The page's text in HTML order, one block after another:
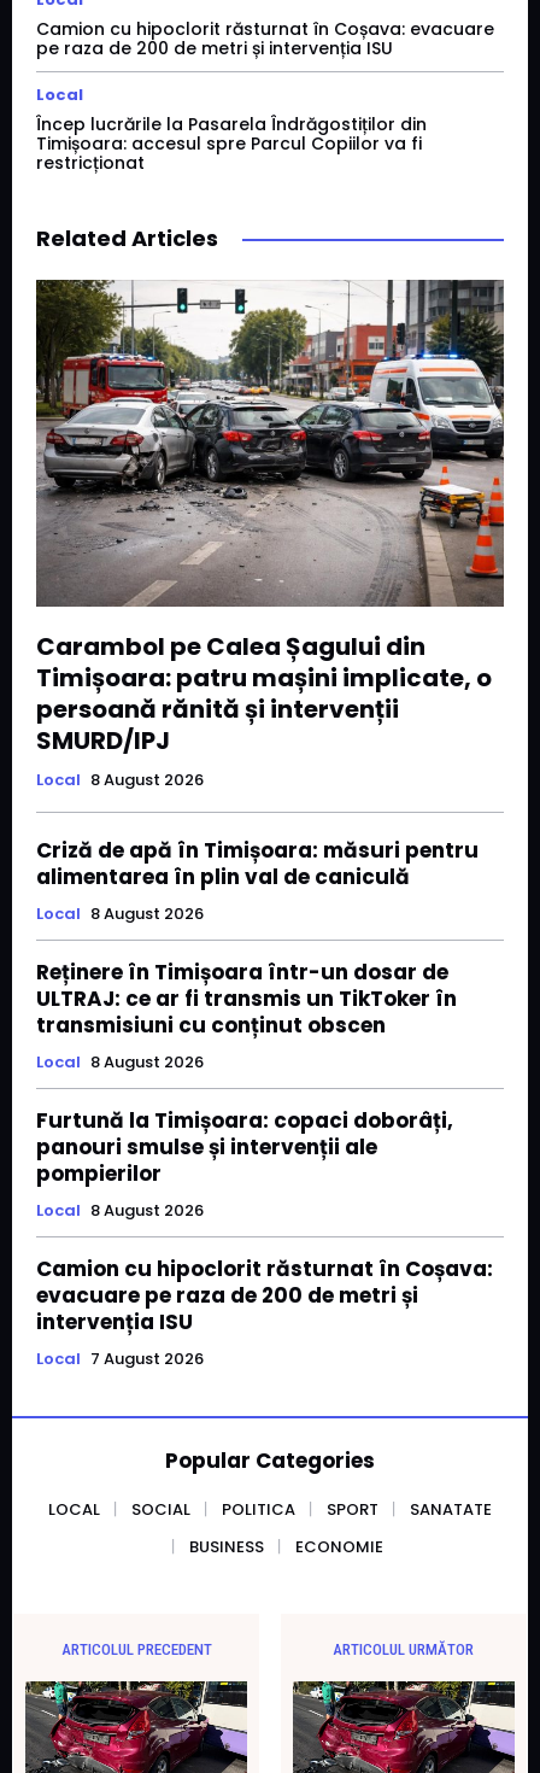
Camion cu hipoclorit răsturnat în Coșava: evacuare
pe raza de 200 de metri și intervenția ISU
Local
Încep lucrările la Pasarela Îndrăgostiților din
Timișoara: accesul spre Parcul Copiilor va fi
restricționat
Related Articles
Carambol pe Calea Șagului din
Timișoara: patru mașini implicate, o
persoană rănită și intervenții
SMURD/IPJ
Local 8 August 2026
Criză de apă în Timișoara: măsuri pentru
alimentarea în plin val de caniculă
Local 8 August 2026
Reținere în Timișoara într-un dosar de
ULTRAJ: ce ar fi transmis un TikToker în
transmisiuni cu conținut obscen
Local 8 August 2026
Furtună la Timișoara: copaci doborâți,
panouri smulse și intervenții ale
pompierilor
Local 8 August 2026
Camion cu hipoclorit răsturnat în Coșava:
evacuare pe raza de 200 de metri și
intervenția ISU
Local 7 August 2026
Popular Categories
LOCAL SOCIAL POLITICA SPORT
SANATATE
BUSINESS
ECONOMIE
ARTICOLUL PRECEDENT ARTICOLUL URMĂTOR